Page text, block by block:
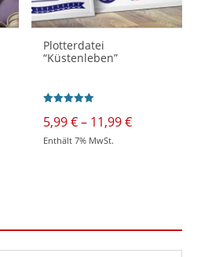
Plotterdatei
“Küstenleben”
5.00
von 5
5,99€– 11,99€
Enthält 7% MwSt.
Dieses
Optionen
auf